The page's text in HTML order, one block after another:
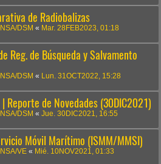
de Radiobalizas
DSM « Mar. 28FEB2023, 01:18
Reg. de Búsqueda y Salvamento
DSM « Lun. 31OCT2022, 15:28
| Reporte de Novedades (30DIC2021)
DSM « Jue. 30DIC2021, 16:55
Móvil Marítimo (ISMM/MMSI)
VE « Mié. 10NOV2021, 01:33